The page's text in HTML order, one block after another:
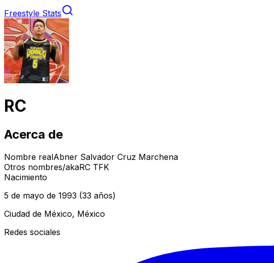
Freestyle Stats
RC
Acerca de
Nombre realAbner Salvador Cruz Marchena
Otros nombres/akaRC TFK
Nacimiento
5 de mayo de 1993 (33 años)
Ciudad de México, México
Redes sociales